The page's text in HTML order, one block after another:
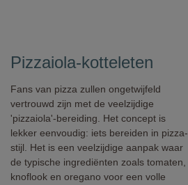
Pizzaiola-kotteleten
Fans van pizza zullen ongetwijfeld
vertrouwd zijn met de veelzijdige
'pizzaiola'-bereiding. Het concept is
lekker eenvoudig: iets bereiden in pizza-
stijl. Het is een veelzijdige aanpak waar
de typische ingrediënten zoals tomaten,
knoflook en oregano voor een volle